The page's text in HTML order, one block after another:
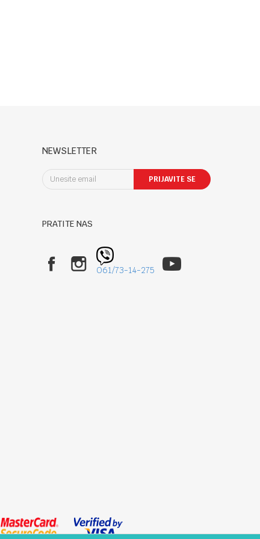
NEWSLETTER
PRIJAVITE SE
PRATITE NAS
061/73-14-275